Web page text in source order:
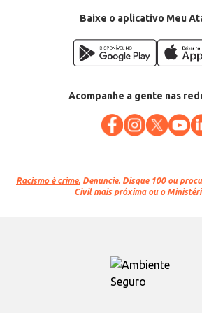
Baixe o aplicativo Meu
Acompanhe a gente nas
Racismo é crime. Denuncie. Disque 100 ou
Civil mais próxima ou o